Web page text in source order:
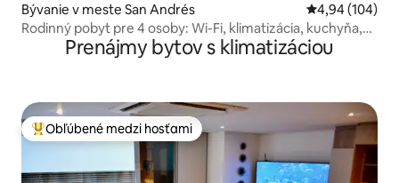
Bývanie v meste San Andrés Priemerné
4,94 (104)
Rodinný pobyt pre 4 osoby: Wi-Fi, klimatizácia, kuchyňa,
súkromná terasa
Prenájmy bytov s klimatizáciou
Najobľúbenejšie medzi hosťami
Obľúbené medzi hosťami